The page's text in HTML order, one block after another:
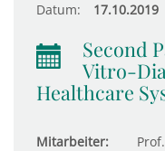
Datum: 17.10.2019
Second
Vitro-
Healthcare
Mitarbeiter: